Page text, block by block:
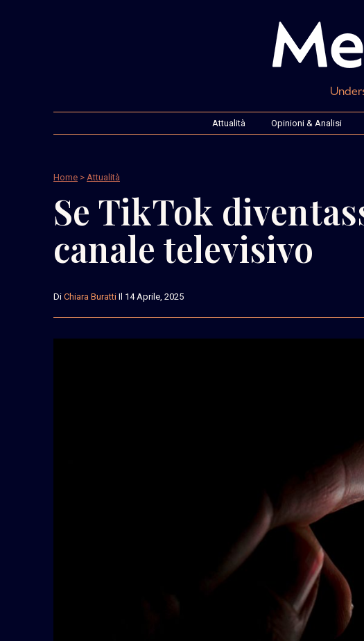
Attualità Opinioni & Analisi
Home > Attualità
Se TikTok
canale televisivo
Di Chiara Buratti Il 14 Aprile, 2025